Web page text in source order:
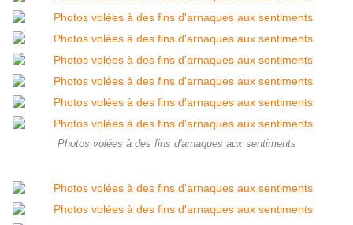
Photos volées à des fins d'arnaques aux sentiments